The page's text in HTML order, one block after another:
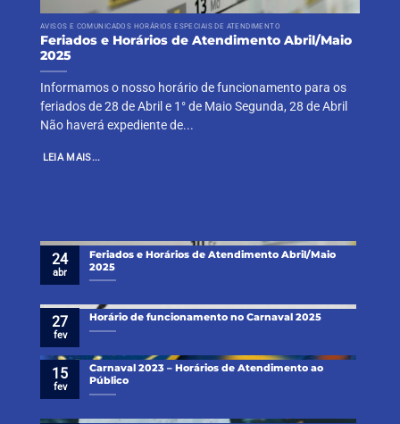
AVISOS E COMUNICADOS HORÁRIOS ESPECIAIS DE ATENDIMENTO
Feriados e Horários de Atendimento Abril/Maio
2025
Informamos o nosso horário de funcionamento para os
feriados de 28 de Abril e 1° de Maio Segunda, 28 de Abril
Não haverá expediente de...
LEIA MAIS...
Feriados e Horários de Atendimento Abril/Maio
2025
24
abr
Horário de funcionamento no Carnaval 2025
27
fev
Carnaval 2023 – Horários de Atendimento ao
Público
15
fev